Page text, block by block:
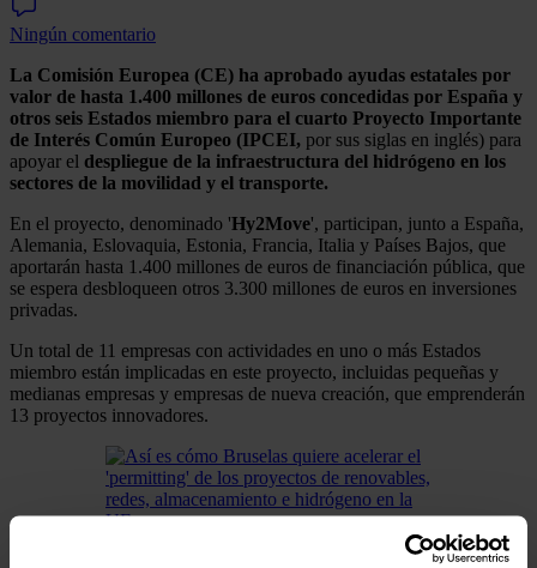
Ningún comentario
La Comisión Europea (CE) ha aprobado ayudas estatales por
valor de hasta 1.400 millones de euros concedidas por España y
otros seis Estados miembro para el cuarto Proyecto Importante
de Interés Común Europeo (IPCEI, por sus siglas en inglés) para
apoyar el despliegue de la infraestructura del hidrógeno en los
sectores de la movilidad y el transporte.
En el proyecto, denominado 'Hy2Move', participan, junto a España,
Alemania, Eslovaquia, Estonia, Francia, Italia y Países Bajos, que
aportarán hasta 1.400 millones de euros de financiación pública, que
se espera desbloqueen otros 3.300 millones de euros en inversiones
privadas.
Un total de 11 empresas con actividades en uno o más Estados
miembro están implicadas en este proyecto, incluidas pequeñas y
medianas empresas y empresas de nueva creación, que emprenderán
13 proyectos innovadores.
Así es cómo Bruselas quiere acelerar el 'permitting' de